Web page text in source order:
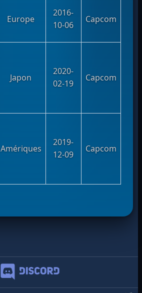
Europe
2016-
10-06
Capcom
Japon
2020-
02-19
Capcom
Amériques
2019-
12-09
Capcom